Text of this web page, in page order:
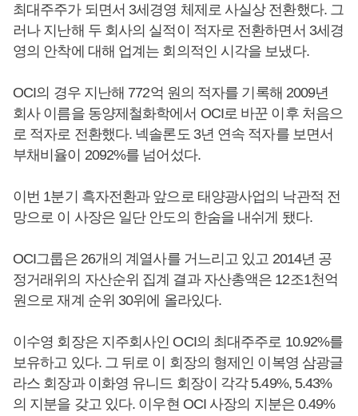
최대주주가 되면서 3세경영 체제로 사실상 전환했다. 그
러나 지난해 두 회사의 실적이 적자로 전환하면서 3세경
영의 안착에 대해 업계는 회의적인 시각을 보냈다.
OCI의 경우 지난해 772억 원의 적자를 기록해 2009년
회사 이름을 동양제철화학에서 OCI로 바꾼 이후 처음으
로 적자로 전환했다. 넥솔론도 3년 연속 적자를 보면서
부채비율이 2092%를 넘어섰다.
이번 1분기 흑자전환과 앞으로 태양광사업의 낙관적 전
망으로 이 사장은 일단 안도의 한숨을 내쉬게 됐다.
OCI그룹은 26개의 계열사를 거느리고 있고 2014년 공
정거래위의 자산순위 집계 결과 자산총액은 12조1천억
원으로 재계 순위 30위에 올라있다.
이수영 회장은 지주회사인 OCI의 최대주주로 10.92%를
보유하고 있다. 그 뒤로 이 회장의 형제인 이복영 삼광글
라스 회장과 이화영 유니드 회장이 각각 5.49%, 5.43%
의 지분을 갖고 있다. 이우현 OCI 사장의 지분은 0.49%